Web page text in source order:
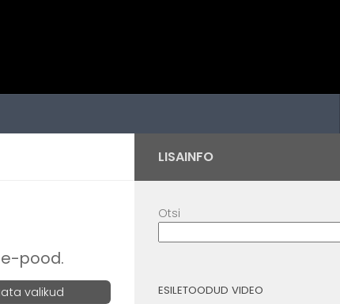
pood.
valikud
LISAINFO
Otsi
ESILETOODUD VIDEO